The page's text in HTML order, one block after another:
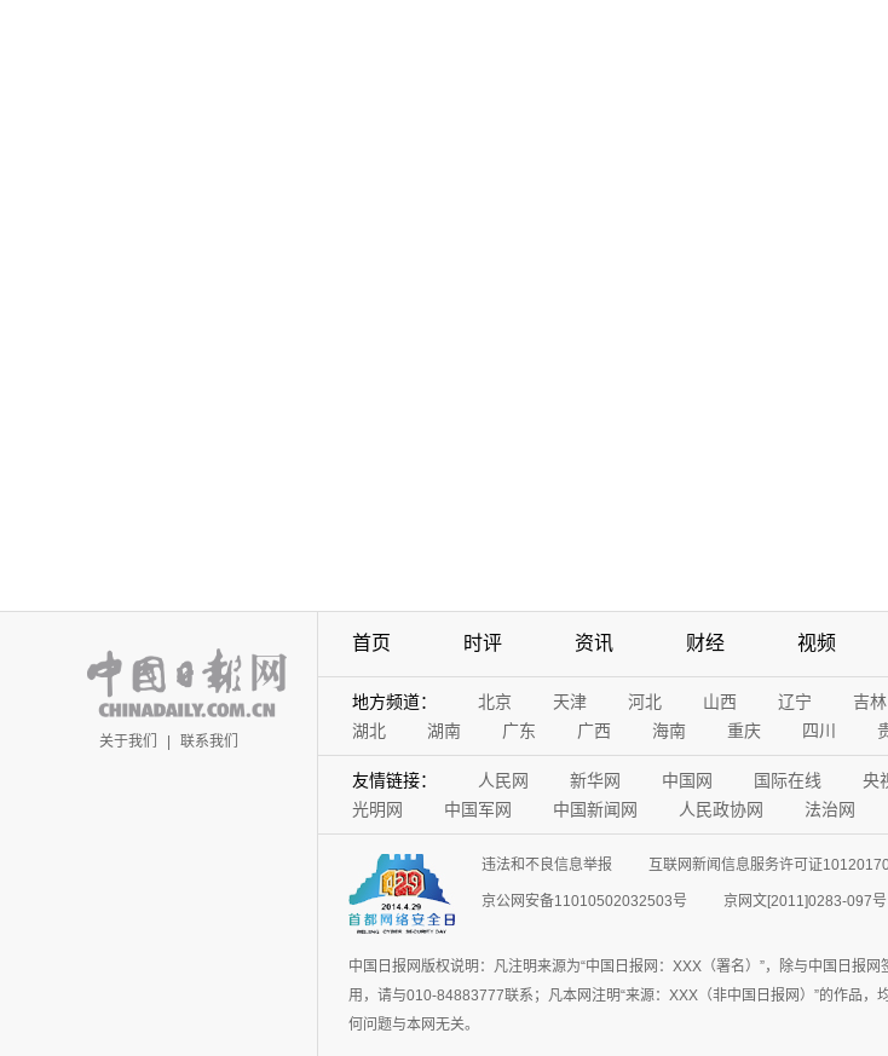
关于我们 | 联系我们
首页 时评 资讯 财经 视频
地方频道： 北京 天津 河北 山西 辽宁 吉林
湖北
湖南 广东 广西 海南 重庆 四川
友情链接： 人民网 新华网 中国网 国际在线 央
光明网
中国军网 中国新闻网 人民政协网 法治网
违法和不良信息举报 互联网新闻信息服务许可证
京公网安备11010502032503号 京网文[2011]0283-097号
中国日报网版权说明：凡注明来源为“中国日报网：XXX（署名）”，除与中国日报
用，请与010-84883777联系；凡本网注明“来源：XXX（非中国日报网）”的作品
何问题与本网无关。